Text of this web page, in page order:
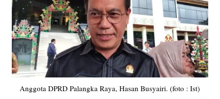
Anggota DPRD Palangka Raya, Hasan Busyairi. (foto : Ist)